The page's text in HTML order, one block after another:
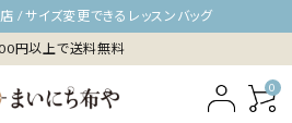
/ サイズ変更できるレッスンバッグ
円以上で送料無料
0